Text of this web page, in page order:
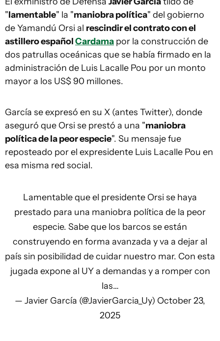
"lamentable" la "maniobra política" del gobierno
de Yamandú Orsi al rescindir el contrato con el
astillero españolCardama por la construcción de
dos patrullas oceánicas que se había firmado en la
administración de Luis Lacalle Pou por un monto
mayor a los US$ 90 millones.
García se expresó en su X (antes Twitter), donde
aseguró que Orsi se prestó a una "maniobra
política de la peor especie". Su mensaje fue
reposteado por el expresidente Luis Lacalle Pou en
esa misma red social.
Lamentable que el presidente Orsi se haya
prestado para una maniobra política de la peor
especie. Sabe que los barcos se están
construyendo en forma avanzada y va a dejar al
país sin posibilidad de cuidar nuestro mar. Con esta
jugada expone al UY a demandas y a romper con
las…
— Javier García (@JavierGarcia_Uy) October 23,
2025